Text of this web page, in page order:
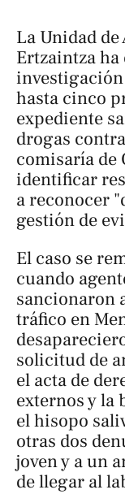
La Unidad
Ertzaintza
hasta cinco
expediente
drogas
comisaría de
identificar
a reconocer
gestión de
El caso se
cuando
sancionaron
tráfico en
solicitud de
el acta de
externos y la
el hisopo
otras dos
joven y a un
de llegar al